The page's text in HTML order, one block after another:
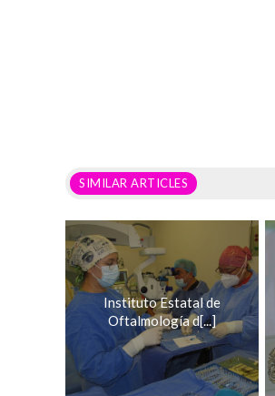
SIMILAR ARTICLES
Instituto Estatal de
Oftalmología d[...]